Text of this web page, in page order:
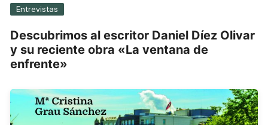
Entrevistas
Descubrimos al escritor Daniel Díez Olivar
y su reciente obra «La ventana de
enfrente»